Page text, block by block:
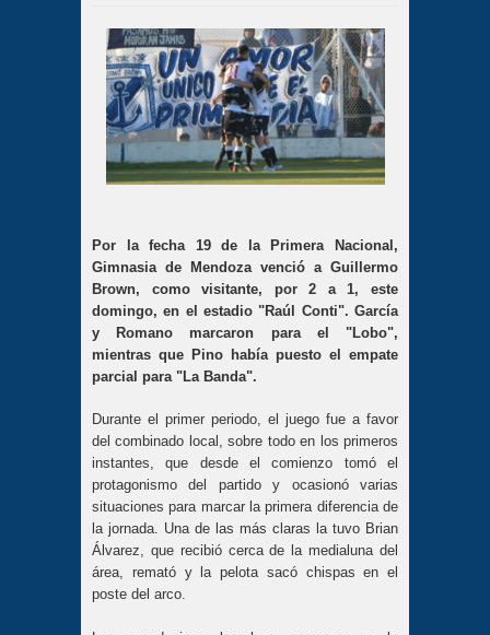
Por la fecha 19 de la Primera Nacional,
Gimnasia de Mendoza venció a Guillermo
Brown, como visitante, por 2 a 1, este
domingo, en el estadio "Raúl Conti". García
y Romano marcaron para el "Lobo",
mientras que Pino había puesto el empate
parcial para "La Banda".
Durante el primer periodo, el juego fue a favor
del combinado local, sobre todo en los primeros
instantes, que desde el comienzo tomó el
protagonismo del partido y ocasionó varias
situaciones para marcar la primera diferencia de
la jornada. Una de las más claras la tuvo Brian
Álvarez, que recibió cerca de la medialuna del
área, remató y la pelota sacó chispas en el
poste del arco.